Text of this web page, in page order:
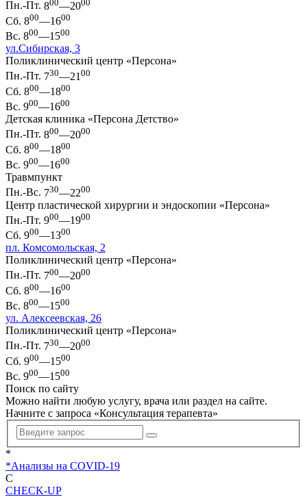
Пн.-Пт. 8 —20
Сб. 800—1600
Вс. 800—1500
ул.Сибирская, 3
Поликлинический центр «Персона»
Пн.-Пт. 730—21 00
Сб. 800—1800
Вс. 900—1600
Детская клиника «Персона Детство»
Пн.-Пт. 800—2000
Сб. 800—1800
Вс. 900—1600
Травмпункт
Пн.-Вс. 730—2200
Центр пластической хирургии и эндоскопии «Персона»
Пн.-Пт. 900—1900
Сб. 900—1300
пл. Комсомольская, 2
Поликлинический центр «Персона»
Пн.-Пт. 700—2000
Сб. 800—1600
Вс. 800—1500
ул. Алексеевская, 26
Поликлинический центр «Персона»
Пн.-Пт. 730—2000
Сб. 900—1500
Вс. 900—1500
Поиск по сайту
Можно найти любую услугу, врача или раздел на сайте.
Начните с запроса «Консультация терапевта»
*
*Анализы на COVID-19
C
CHECK-UP